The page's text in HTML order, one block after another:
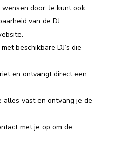
door. Je kunt ook
van de DJ
beschikbare DJ’s die
en ontvangt direct een
alles vast en ontvang je de
met je op om de